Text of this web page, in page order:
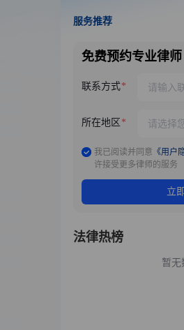
服务推荐
免费预约专业律师
联系方式
所在地区
我已阅读并同意 《用户
许接受更多律师的服务
立
法律热榜
暂无